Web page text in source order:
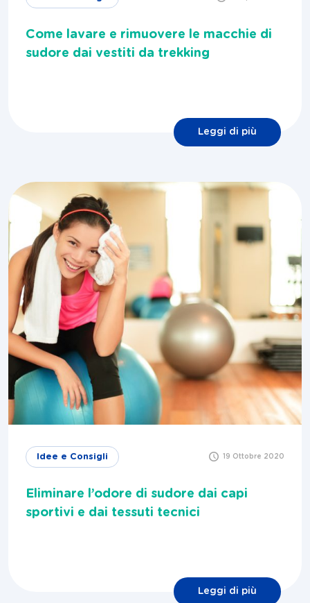
Come lavare e rimuovere le macchie di
sudore dai vestiti da trekking
Leggi di più
Idee e Consigli 19 Ottobre 2020
Eliminare l’odore di sudore dai capi
sportivi e dai tessuti tecnici
Leggi di più